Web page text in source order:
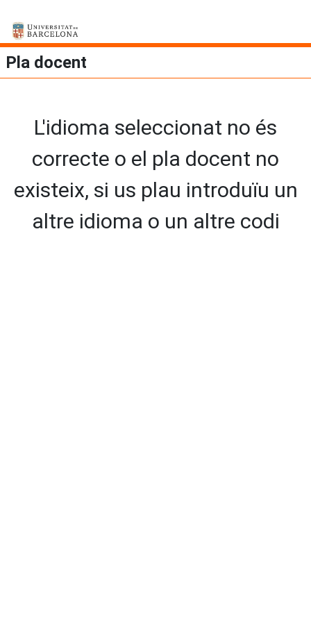
Pla docent
L'idioma seleccionat no és
correcte o el pla docent no
existeix, si us plau introduïu un
altre idioma o un altre codi